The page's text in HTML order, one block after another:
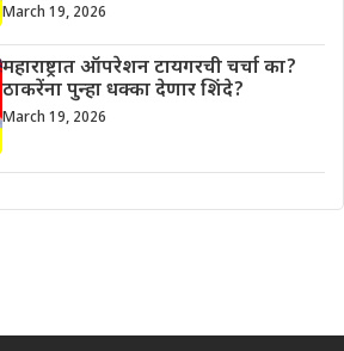
March 19, 2026
महाराष्ट्रात ऑपरेशन टायगरची चर्चा का?
ठाकरेंना पुन्हा धक्का देणार शिंदे?
March 19, 2026